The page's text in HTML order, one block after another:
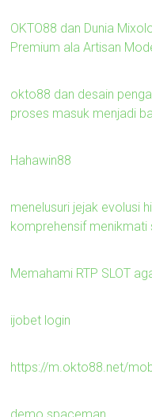
OKTO88 dan Dunia
Premium ala Artisan
okto88 dan desain
proses masuk menjadi
Hahawin88
menelusuri jejak evolusi
komprehensif menikmati
Memahami RTP SLOT
ijobet login
https://m.okto88.net/
demo spaceman